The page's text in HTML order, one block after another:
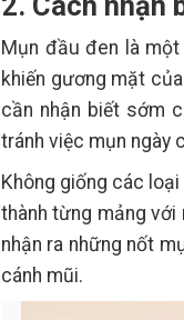
Mụn đầu đen là
khiến gương mặt
cần nhận biết sớm
tránh việc mụn ngày
Không giống các
thành từng mảng với
nhận ra những nốt
cánh mũi.